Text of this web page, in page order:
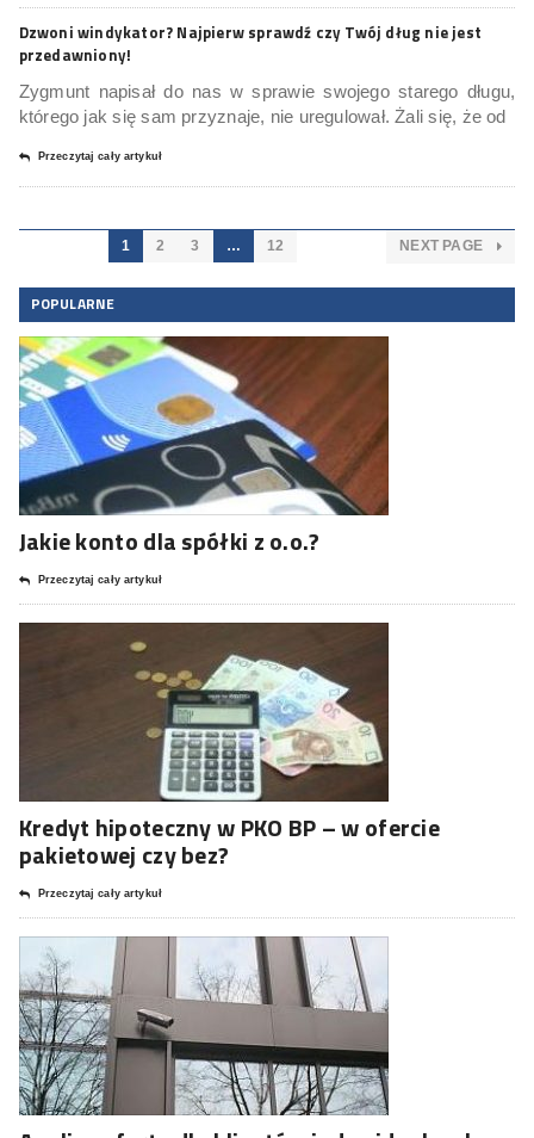
Dzwoni windykator? Najpierw sprawdź czy Twój dług nie jest
przedawniony!
Zygmunt napisał do nas w sprawie swojego starego długu,
którego jak się sam przyznaje, nie uregulował. Żali się, że od
Przeczytaj cały artykuł
1 2 3 … 12 NEXT PAGE
POPULARNE
Jakie konto dla spółki z o.o.?
Przeczytaj cały artykuł
Kredyt hipoteczny w PKO BP – w ofercie
pakietowej czy bez?
Przeczytaj cały artykuł